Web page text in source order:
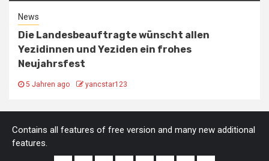
News
Die Landesbeauftragte wünscht allen
Yezidinnen und Yeziden ein frohes
Neujahrsfest
5 Jahren ago yancstar123
Contains all features of free version and many new additional
features.